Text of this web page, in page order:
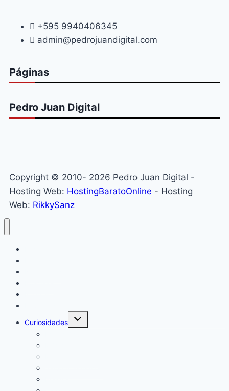
+595 9940406345
admin@pedrojuandigital.com
Páginas
Pedro Juan Digital
Copyright © 2010- 2026 Pedro Juan Digital -
Hosting Web: HostingBaratoOnline - Hosting
Web: RikkySanz
Curiosidades